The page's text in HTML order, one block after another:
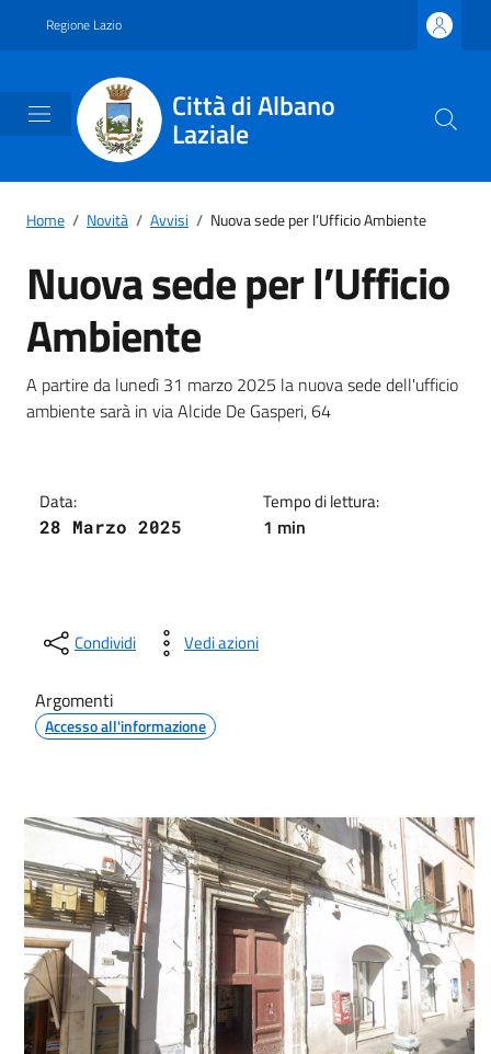
Regione Lazio
Città di Albano
Laziale
Home / Novità / Avvisi / Nuova sede per l’Ufficio Ambiente
Nuova sede per l’Ufficio
Ambiente
Dettagli della notizia
A partire da lunedì 31 marzo 2025 la nuova sede dell'ufficio
ambiente sarà in via Alcide De Gasperi, 64
Data:
28 Marzo 2025
Tempo di lettura:
1 min
Condividi Vedi azioni
Argomenti
Accesso all'informazione